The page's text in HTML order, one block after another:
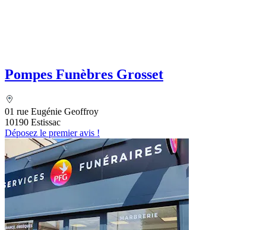
Pompes Funèbres Grosset
01 rue Eugénie Geoffroy
10190 Estissac
Déposez le premier avis !